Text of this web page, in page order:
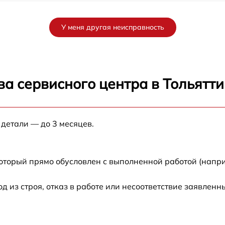
от 60 мин
У меня другая неисправность
сервисного центра в Тольятти
— до 3 месяцев.
прямо обусловлен с выполненной работой
строя, отказ в работе или несоответствие